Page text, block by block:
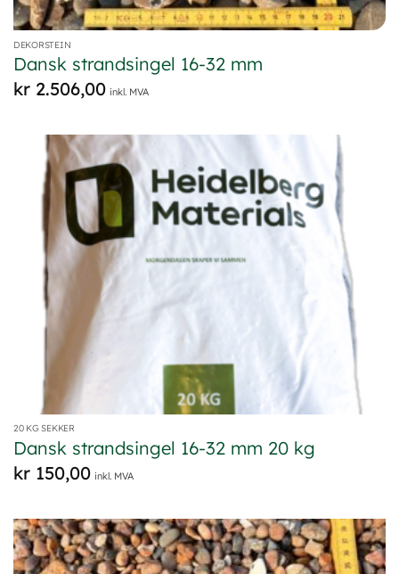
DEKORSTEIN
Dansk strandsingel 16-32 mm
kr2.506,00 inkl. MVA
20 KG SEKKER
Dansk strandsingel 16-32 mm 20 kg
kr150,00 inkl. MVA